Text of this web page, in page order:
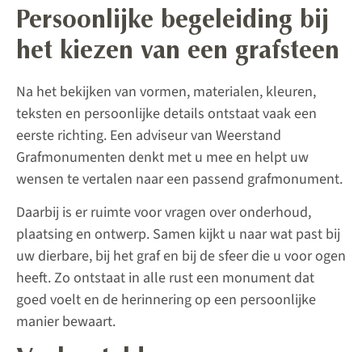
Persoonlijke begeleiding bij
het kiezen van een grafsteen
Na het bekijken van vormen, materialen, kleuren,
teksten en persoonlijke details ontstaat vaak een
eerste richting. Een adviseur van Weerstand
Grafmonumenten denkt met u mee en helpt uw
wensen te vertalen naar een passend grafmonument.
Daarbij is er ruimte voor vragen over onderhoud,
plaatsing en ontwerp. Samen kijkt u naar wat past bij
uw dierbare, bij het graf en bij de sfeer die u voor ogen
heeft. Zo ontstaat in alle rust een monument dat
goed voelt en de herinnering op een persoonlijke
manier bewaart.